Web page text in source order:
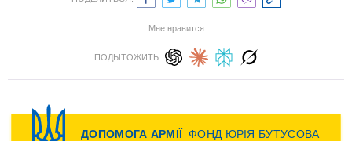
Мне нравится
ПОДЫТОЖИТЬ: